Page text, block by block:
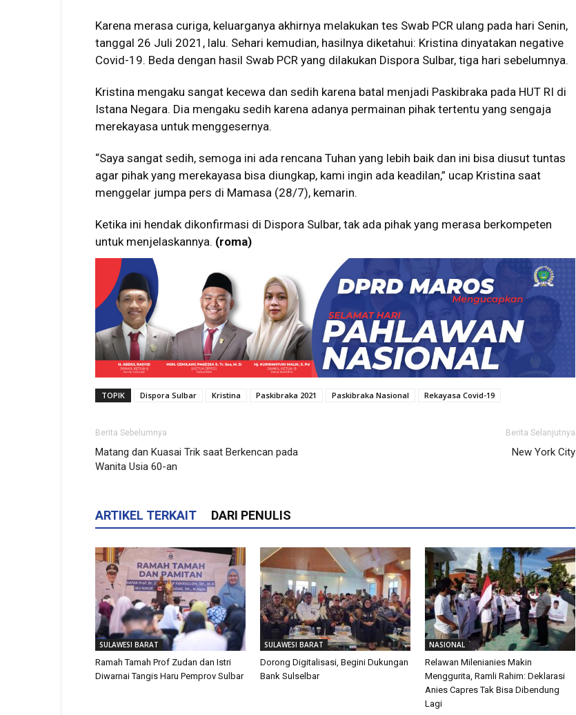
Karena merasa curiga, keluarganya akhirnya melakukan tes Swab PCR ulang pada hari Senin,
tanggal 26 Juli 2021, lalu. Sehari kemudian, hasilnya diketahui: Kristina dinyatakan negative
Covid-19. Beda dengan hasil Swab PCR yang dilakukan Dispora Sulbar, tiga hari sebelumnya.
Kristina mengaku sangat kecewa dan sedih karena batal menjadi Paskibraka pada HUT RI di
Istana Negara. Dia mengaku sedih karena adanya permainan pihak tertentu yang sengaja
merekayasa untuk menggesernya.
“Saya sangat sedih, semoga ini ada rencana Tuhan yang lebih baik dan ini bisa diusut tuntas
agar pihak yang merekayasa bisa diungkap, kami ingin ada keadilan,” ucap Kristina saat
menggelar jumpa pers di Mamasa (28/7), kemarin.
Ketika ini hendak dikonfirmasi di Dispora Sulbar, tak ada pihak yang merasa berkompeten
untuk menjelaskannya. (roma)
TOPIK Dispora Sulbar Kristina Paskibraka 2021 Paskibraka Nasional Rekayasa Covid-19
Berita Sebelumnya
Matang dan Kuasai Trik saat Berkencan pada
Wanita Usia 60-an
Berita Selanjutnya
New York City
ARTIKEL TERKAIT DARI PENULIS
SULAWESI BARAT
Ramah Tamah Prof Zudan dan Istri
Diwarnai Tangis Haru Pemprov Sulbar
SULAWESI BARAT
Dorong Digitalisasi, Begini Dukungan
Bank Sulselbar
NASIONAL
Relawan Milenianies Makin
Menggurita, Ramli Rahim: Deklarasi
Anies Capres Tak Bisa Dibendung
Lagi